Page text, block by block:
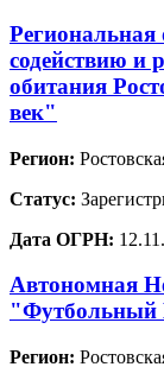
Региональная
содействию и
обитания
век"
Регион:
Статус:
Дата ОГРН:
Автономная
"Футбольный
Регион: